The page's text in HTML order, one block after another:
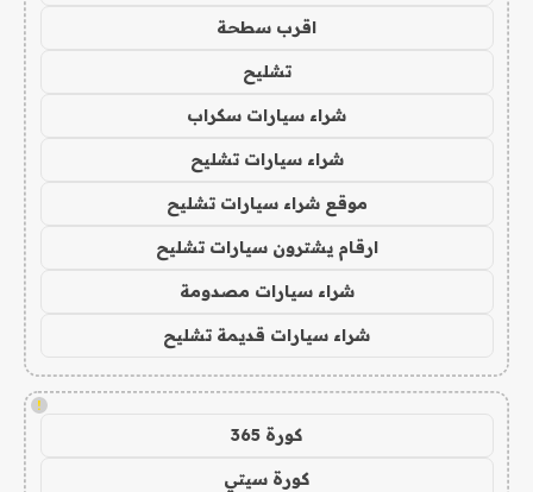
اقرب سطحة
تشليح
شراء سيارات سكراب
شراء سيارات تشليح
موقع شراء سيارات تشليح
ارقام يشترون سيارات تشليح
شراء سيارات مصدومة
شراء سيارات قديمة تشليح
!
كورة 365
كورة سيتي